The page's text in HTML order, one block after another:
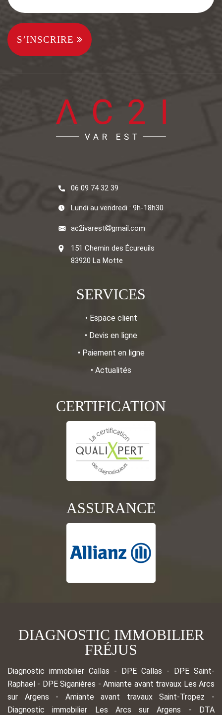
S’INSCRIRE
06 09 74 32 39
Lundi au vendredi : 9h-18h30
ac2ivarest gmail.com
151 Chemin des Écureuils
83920 La Motte
SERVICES
• Espace client
• Devis en ligne
• Paiement en ligne
• Actualités
CERTIFICATION
ASSURANCE
DIAGNOSTIC IMMOBILIER
FRÉJUS
Diagnostic immobilier Callas - DPE Callas - DPE Saint-
Raphaël - DPE Siganières -Amiante avant travaux Les Arcs
sur Argens - Amiante avant travaux Saint-Tropez -
Diagnostic immobilier Les Arcs sur Argens - DTA